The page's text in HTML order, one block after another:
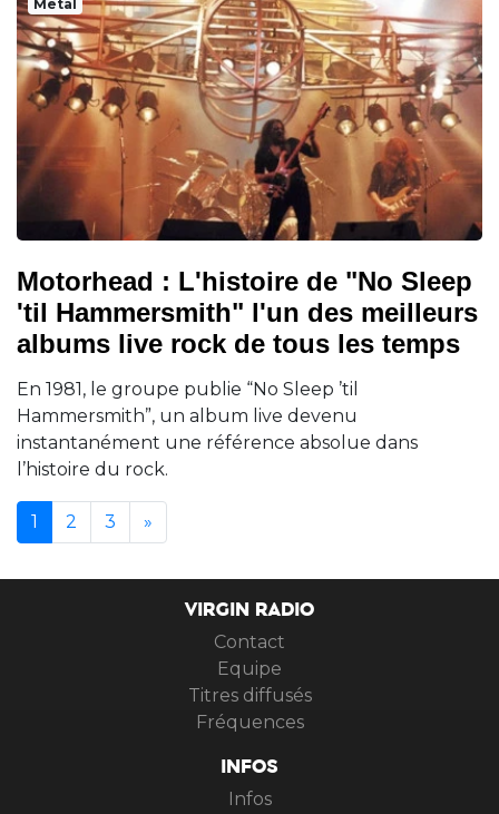
Metal
Motorhead : L'histoire de "No Sleep
'til Hammersmith" l'un des meilleurs
albums live rock de tous les temps
En 1981, le groupe publie “No Sleep ’til
Hammersmith”, un album live devenu
instantanément une référence absolue dans
l’histoire du rock.
1 (current)
2 3 »
VIRGIN RADIO
Contact
Equipe
Titres diffusés
Fréquences
INFOS
Infos